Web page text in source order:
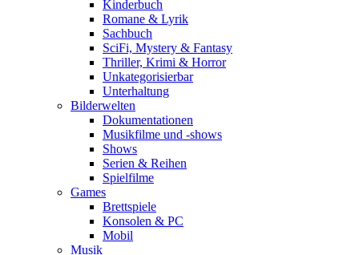
Kinderbuch
Romane & Lyrik
Sachbuch
SciFi, Mystery & Fantasy
Thriller, Krimi & Horror
Unkategorisierbar
Unterhaltung
Bilderwelten
Dokumentationen
Musikfilme und -shows
Shows
Serien & Reihen
Spielfilme
Games
Brettspiele
Konsolen & PC
Mobil
Musik